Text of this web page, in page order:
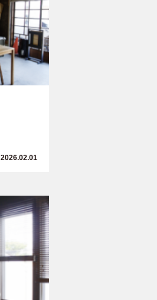
2026.02.01